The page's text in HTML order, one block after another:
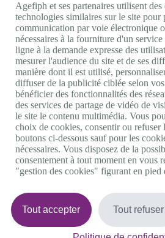
Accès personnes sourdes et
S'inscrire
Se connecter
Accueil
Rechercher des offres d’emploi
Déposer mon CV
Une erreur inattendue est survenue
Voici ce que vous pourriez faire :
Agefiph et ses partenaires utilisent des
technologies similaires sur le site pour
communication par voie électronique
nécessaires à la fourniture d'un
ligne à la demande expresse des
mesurer l'audience du site et de ses
manière dont il est utilisé,
diffuser de la publicité ciblée selon
bénéficier des fonctionnalités des
des services de partage de vidéo de
le site le contenu multimédia. Vous
choix de cookies, consentir ou refuser
boutons ci-dessous sauf pour les
nécessaires. Vous disposez de la
consentement à tout moment en vous
"gestion des cookies" figurant en pied
Tout accepter Tout refuser